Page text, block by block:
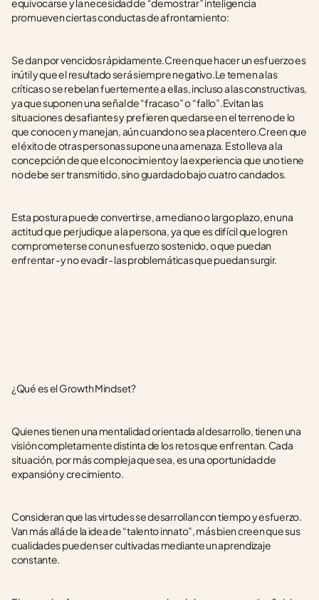
equivocarse y la necesidad de “demostrar” inteligencia
promueven ciertas conductas de afrontamiento:
Se dan por vencidos rápidamente.Creen que hacer un esfuerzo es
inútil y que el resultado será siempre negativo.Le temen a las
críticas o se rebelan fuertemente a ellas, incluso a las constructivas,
ya que suponen una señal de “fracaso” o “fallo”.Evitan las
situaciones desafiantes y prefieren quedarse en el terreno de lo
que conocen y manejan, aún cuando no sea placentero.Creen que
el éxito de otras personas supone una amenaza. Esto lleva a la
concepción de que el conocimiento y la experiencia que uno tiene
no debe ser transmitido, sino guardado bajo cuatro candados.
Esta postura puede convertirse, a mediano o largo plazo, en una
actitud que perjudique a la persona, ya que es difícil que logren
comprometerse con un esfuerzo sostenido, o que puedan
enfrentar -y no evadir- las problemáticas que puedan surgir.
¿Qué es el Growth Mindset?
Quienes tienen una mentalidad orientada al desarrollo, tienen una
visión completamente distinta de los retos que enfrentan. Cada
situación, por más compleja que sea, es una oportunidad de
expansión y crecimiento.
Consideran que las virtudes se desarrollan con tiempo y esfuerzo.
Van más allá de la idea de “talento innato”, más bien creen que sus
cualidades pueden ser cultivadas mediante un aprendizaje
constante.